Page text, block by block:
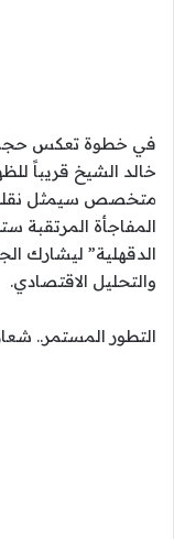
في خطوة تعكس حجم
خالد الشيخ قريباً
متخصص سيمثل نقلة
المفاجأة المرتقبة
الدقهلية” ليشارك
والتحليل الاقتصادي.
التطور المستمر..